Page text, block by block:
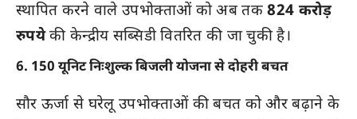
स्थापित करने वाले उपभोक्ताओं को अब तक824 करोड़
रुपयेकी केन्द्रीय सब्सिडी वितरित की जा चुकी है।
6. 150 यूनिट निःशुल्क बिजली योजना से दोहरी बचत
सौर ऊर्जा से घरेलू उपभोक्ताओं की बचत को और बढ़ाने के